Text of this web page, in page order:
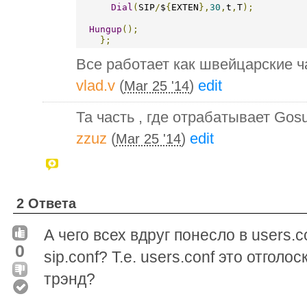
Dial ( SIP/${EXTEN}, 30 , t , T);
Hungup ();
};
Все работает как швейцарские
vlad.v (Mar 25 '14) edit
Та часть , где отрабатывает
zzuz (Mar 25 '14) edit
2 Ответа
0
А чего всех вдруг понесло в
sip.conf? Т.е. users.conf это
трэнд?